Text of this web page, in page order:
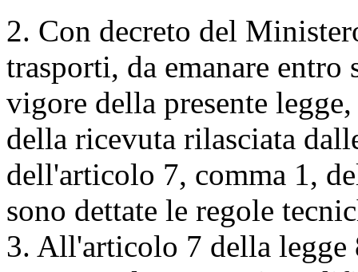
2. Con decreto del
trasporti, da emanare
vigore della presente
della ricevuta rilasciata
dell'articolo 7, comma 1,
sono dettate le regole
3. All'articolo 7 della legge